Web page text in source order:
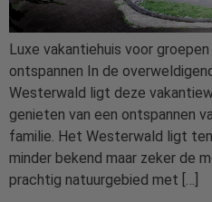
Luxe vakantiehuis voor
ontspannen In de
Westerwald ligt deze
genieten van een ontspannen
familie. Het Westerwald ligt ten
minder bekend maar zeker de
prachtig natuurgebied met […]